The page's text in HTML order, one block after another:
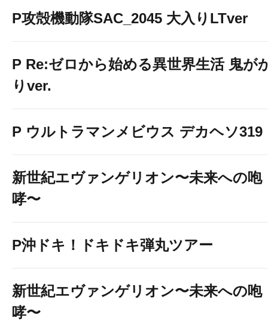
P攻殻機動隊SAC_2045 大入りLTver
P Re:ゼロから始める異世界生活 鬼が
りver.
P ウルトラマンメビウス デカヘソ319
新世紀エヴァンゲリオン〜未来への咆
哮〜
P沖ドキ！ドキドキ弾丸ツアー
新世紀エヴァンゲリオン〜未来への咆
哮〜